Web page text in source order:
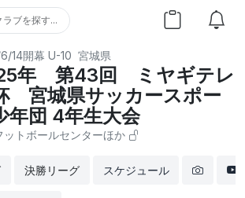
ラブを探す...
14開幕 U-10 宮城県
年 第43回 ミヤギテレ
宮城県サッカースポー
年団 4年生大会
ットボールセンターほか
決勝リーグ スケジュール